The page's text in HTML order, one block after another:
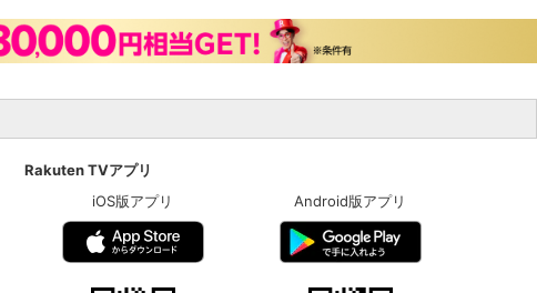
Rakuten TVアプリ
iOS版アプリ
Android版アプリ